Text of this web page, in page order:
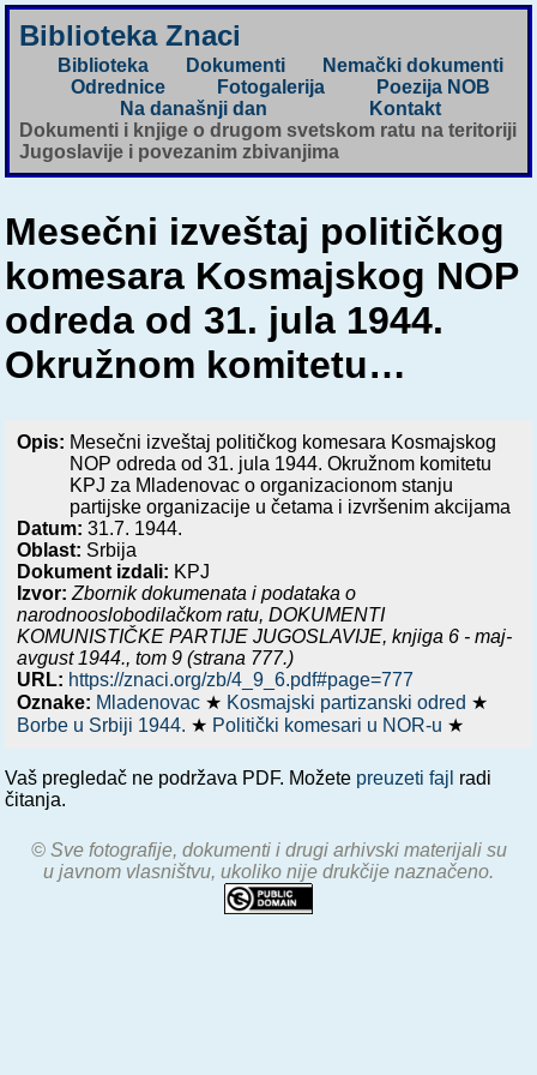
Biblioteka Znaci
Biblioteka Dokumenti
Nemački dokumenti
Odrednice
Fotogalerija
Poezija NOB
Na današnji dan
Kontakt
Dokumenti i knjige o drugom svetskom ratu na teritoriji
Jugoslavije i povezanim zbivanjima
Mesečni izveštaj političkog
komesara Kosmajskog NOP
odreda od 31. jula 1944.
Okružnom komitetu…
Opis: Mesečni izveštaj političkog komesara Kosmajskog
NOP odreda od 31. jula 1944. Okružnom komitetu
KPJ za Mladenovac o organizacionom stanju
partijske organizacije u četama i izvršenim akcijama
Datum:31.7. 1944.
Oblast: Srbija
Dokument izdali: KPJ
Izvor: Zbornik dokumenata i podataka o
narodnooslobodilačkom ratu,DOKUMENTI
KOMUNISTIČKE PARTIJE JUGOSLAVIJE, knjiga 6 - maj-
avgust 1944., tom 9 (strana 777.)
URL: https://znaci.org/zb/4_9_6.pdf#page=777
Oznake: Mladenovac ★ Kosmajski partizanski odred ★
Borbe u Srbiji 1944. ★ Politički komesari u NOR-u ★
Vaš pregledač ne podržava PDF. Možete preuzeti fajl radi
čitanja.
© Sve fotografije, dokumenti i drugi arhivski materijali su
u javnom vlasništvu, ukoliko nije drukčije naznačeno.